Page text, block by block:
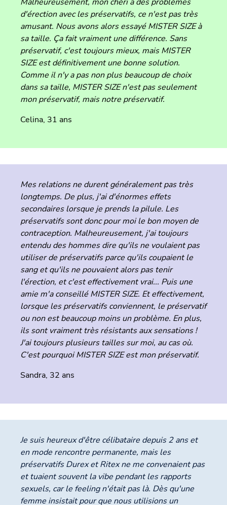
d'érection avec les préservatifs, ce n'est pas très
amusant. Nous avons alors essayé MISTER SIZE à
sa taille. Ça fait vraiment une différence. Sans
préservatif, c'est toujours mieux, mais MISTER
SIZE est définitivement une bonne solution.
Comme il n'y a pas non plus beaucoup de choix
dans sa taille, MISTER SIZE n'est pas seulement
mon préservatif, mais notre préservatif.
Celina, 31 ans
Mes relations ne durent généralement pas très
longtemps. De plus, j'ai d'énormes effets
secondaires lorsque je prends la pilule. Les
préservatifs sont donc pour moi le bon moyen de
contraception. Malheureusement, j'ai toujours
entendu des hommes dire qu'ils ne voulaient pas
utiliser de préservatifs parce qu'ils coupaient le
sang et qu'ils ne pouvaient alors pas tenir
l'érection, et c'est effectivement vrai... Puis une
amie m'a conseillé MISTER SIZE. Et effectivement,
lorsque les préservatifs conviennent, le préservatif
ou non est beaucoup moins un problème. En plus,
ils sont vraiment très résistants aux sensations !
J'ai toujours plusieurs tailles sur moi, au cas où.
C'est pourquoi MISTER SIZE est mon préservatif.
Sandra, 32 ans
Je suis heureux d'être célibataire depuis 2 ans et
en mode rencontre permanente, mais les
préservatifs Durex et Ritex ne me convenaient pas
et tuaient souvent la vibe pendant les rapports
sexuels, car le feeling n'était pas là. Dès qu'une
femme insistait pour que nous utilisions un